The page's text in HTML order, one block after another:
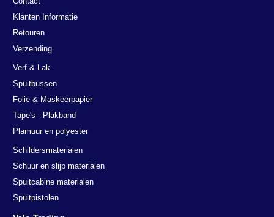
Klanten Informatie
Retouren
Verzending
Verf & Lak.
Spuitbussen
Folie & Maskeerpapier
Tape's - Plakband
Plamuur en polyester
Schildersmaterialen
Schuur en slijp materialen
Spuitcabine materialen
Spuitpistolen
Deze website maakt gebruik van